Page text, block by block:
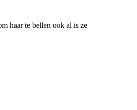
haar te bellen ook al is ze